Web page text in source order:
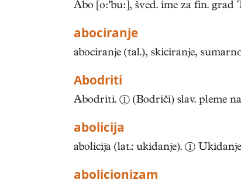
Åbo [obu], šved. ime za fin. grad
abociranje
abociranje (tal.), skiciranje,
Abodriti
Abodriti. ① (Bodriči) slav. pleme
abolicija
abolicija (lat.: ukidanje). ①
abolicionizam